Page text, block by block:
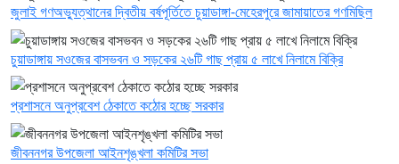
জুলাই গণঅভ্যুত্থানের দ্বিতীয় বর্ষপূর্তিতে চুয়াডাঙ্গা-মেহেরপুরে জামায়াতের গণমিছিল
চুয়াডাঙ্গায় সওজের বাসভবন ও সড়কের ২৬টি গাছ প্রায় ৫ লাখে নিলামে বিক্রি
প্রশাসনে অনুপ্রবেশ ঠেকাতে কঠোর হচ্ছে সরকার
জীবননগর উপজেলা আইনশৃঙ্খলা কমিটির সভা